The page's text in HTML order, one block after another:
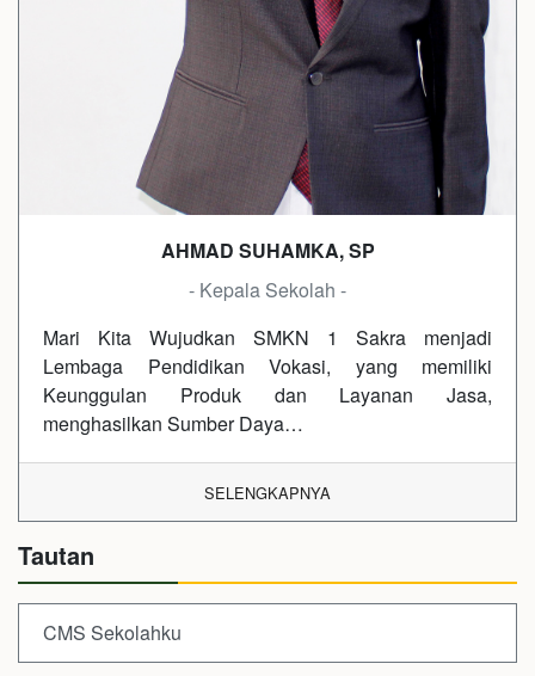
AHMAD SUHAMKA, SP
- Kepala Sekolah -
Mari Kita Wujudkan SMKN 1 Sakra menjadi
Lembaga Pendidikan Vokasi, yang memiliki
Keunggulan Produk dan Layanan Jasa,
menghasilkan Sumber Daya…
SELENGKAPNYA
Tautan
CMS Sekolahku